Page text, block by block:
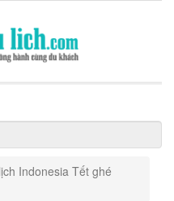
Indonesia Tết ghé